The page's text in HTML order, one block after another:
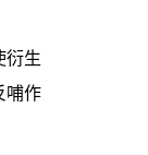
衍生
哺作